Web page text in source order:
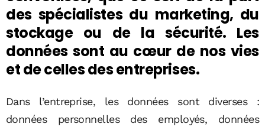
des spécialistes du marketing, du
stockage ou de la sécurité. Les
données sont au cœur de nos vies
et de celles des entreprises.
Dans l’entreprise, les données sont diverses :
données personnelles des employés, données